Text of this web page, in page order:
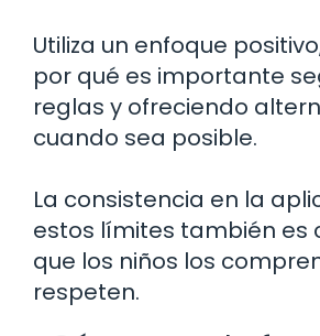
Utiliza un enfoque
por qué es importante
reglas y ofreciendo
cuando sea posible.
La consistencia en la
estos límites también es
que los niños los
respeten.